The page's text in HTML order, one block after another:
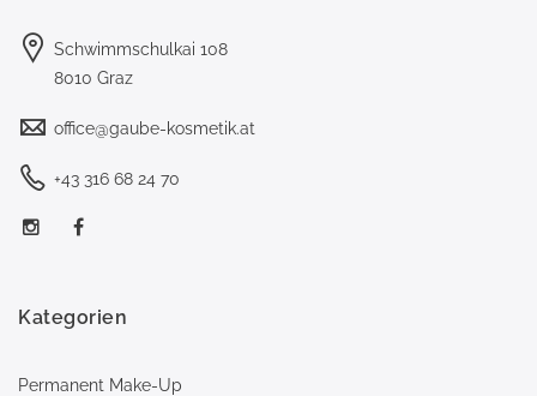
Schwimmschulkai 108
8010 Graz
office@gaube-kosmetik.at
+43 316 68 24 70
Kategorien
Permanent Make-Up